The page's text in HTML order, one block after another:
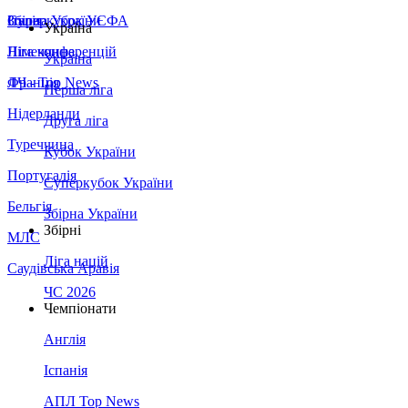
Збірна України
Італія
Німеччина
Франція
Нідерланди
Туреччина
Португалія
Бельгія
МЛС
Саудівська Аравія
Суперкубок УЄФА
Ліга конференцій
ЛЧ - Top News
Україна
Україна
Перша ліга
Друга ліга
Кубок України
Суперкубок України
Збірна України
Збірні
Ліга націй
ЧС 2026
Чемпіонати
Англія
Іспанія
АПЛ Top News